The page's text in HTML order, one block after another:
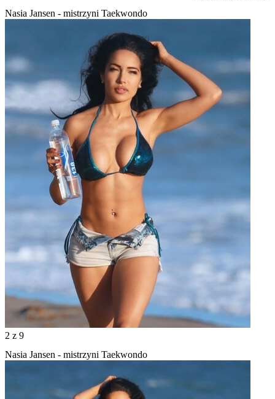
Nasia Jansen - mistrzyni Taekwondo
2 z 9
Nasia Jansen - mistrzyni Taekwondo